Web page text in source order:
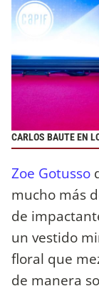
CARLOS BAUTE EN
Zoe Gotusso
mucho más
de
un vestido
floral que
de manera